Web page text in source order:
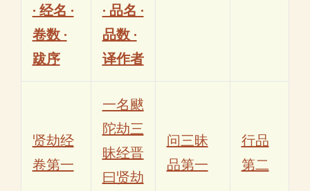
· 经名 ·
卷数 ·
跋序
· 品名 ·
品数 ·
译作者
贤劫经
卷第一
一名颰
陀劫三
昧经晋
曰贤劫
问三昧
品第一
行品
第二